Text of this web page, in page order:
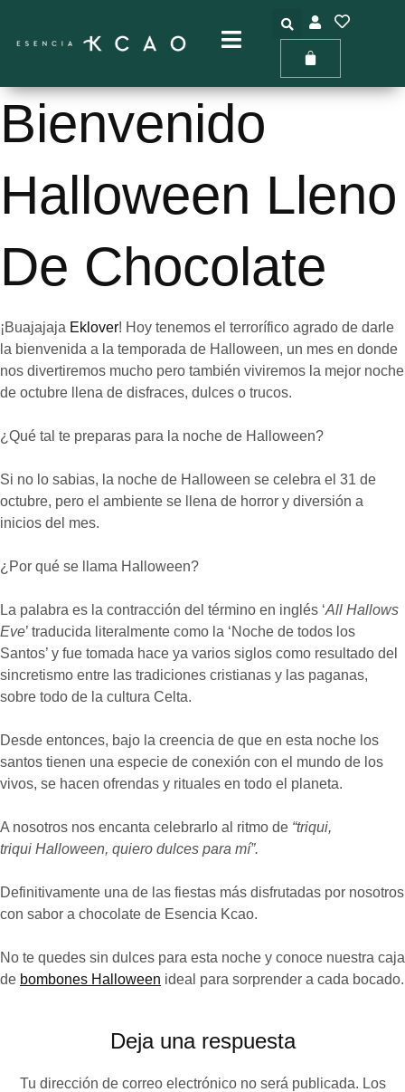
Bienvenido
Halloween Lleno
De Chocolate
¡Buajajaja Eklover! Hoy tenemos el terrorífico agrado de darle
la bienvenida a la temporada de Halloween, un mes en donde
nos divertiremos mucho pero también viviremos la mejor noche
de octubre llena de disfraces, dulces o trucos.
¿Qué tal te preparas para la noche de Halloween?
Si no lo sabias, la noche de Halloween se celebra el 31 de
octubre, pero el ambiente se llena de horror y diversión a
inicios del mes.
¿Por qué se llama Halloween?
La palabra es la contracción del término en inglés ‘All Hallows
Eve’ traducida literalmente como la ‘Noche de todos los
Santos’ y fue tomada hace ya varios siglos como resultado del
sincretismo entre las tradiciones cristianas y las paganas,
sobre todo de la cultura Celta.
Desde entonces, bajo la creencia de que en esta noche los
santos tienen una especie de conexión con el mundo de los
vivos, se hacen ofrendas y rituales en todo el planeta.
A nosotros nos encanta celebrarlo al ritmo de “triqui,
triqui Halloween, quiero dulces para mí”.
Definitivamente una de las fiestas más disfrutadas por nosotros
con sabor a chocolate de Esencia Kcao.
No te quedes sin dulces para esta noche y conoce nuestra caja
de bombones Halloween ideal para sorprender a cada bocado.
Deja una respuesta
Tu dirección de correo electrónico no será publicada. Los